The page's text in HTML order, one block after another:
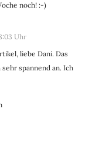
noch! :-)
Uhr
liebe Dani. Das
spannend an. Ich